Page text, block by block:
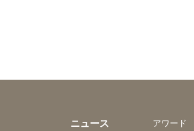
ニュース アワード